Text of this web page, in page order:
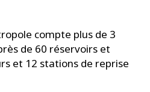
compte plus de 3
de 60 réservoirs et
et 12 stations de reprise